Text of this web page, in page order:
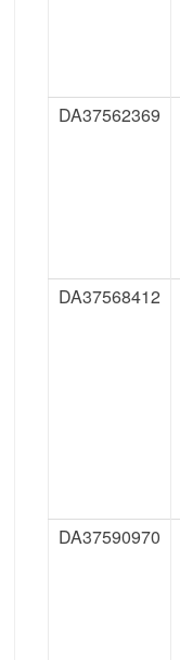
DA37562369
DA37568412
DA37590970